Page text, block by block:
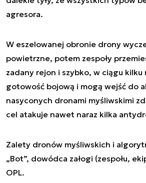
agresora.
W eszelowanej obronie drony
powietrzne, potem zespoły
zadany rejon i szybko, w ciągu kilku
gotowość bojową i mogą wejść do
nasyconych dronami myśliwskimi
cel atakuje nawet naraz kilka
Zalety dronów myśliwskich i
„Bot”, dowódca załogi (zespołu,
OPL.